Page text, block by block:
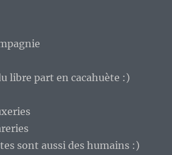
libre part en cacahuète :)
sont aussi des humains :)